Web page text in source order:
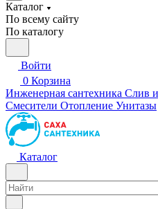
Каталог
По всему сайту
По каталогу
Войти
0 Корзина
Инженерная сантехника Слив
Смесители Отопление Унитазы
Каталог